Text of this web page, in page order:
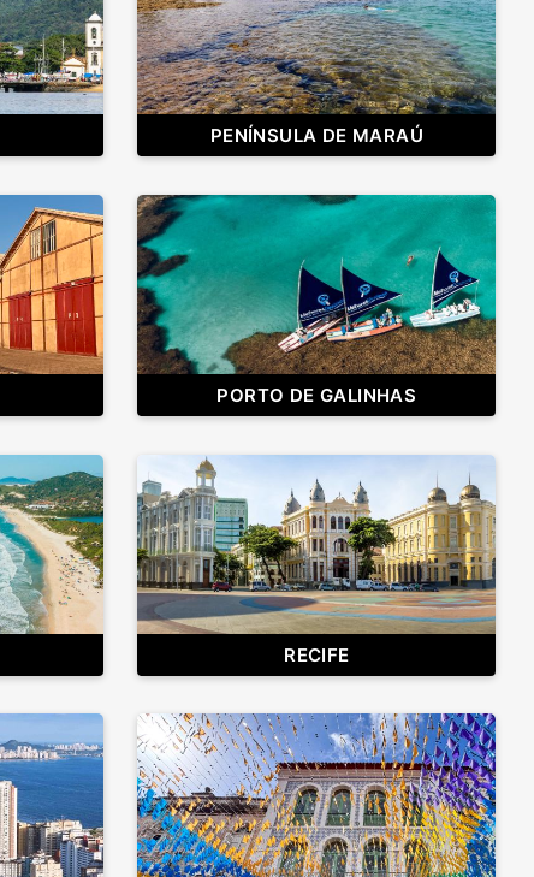
PENÍNSULA DE MARAÚ
PORTO DE GALINHAS
RECIFE